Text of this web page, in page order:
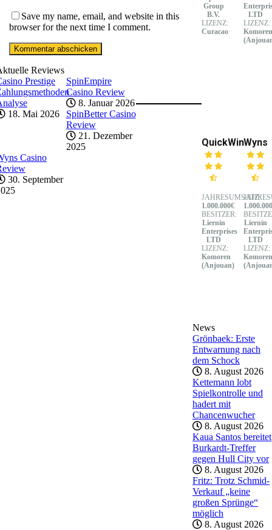
Save my name, email, and website in this
browser for the next time I comment.
Group
B.V.
LIZENZ:
Curacao
LTD
LIZENZ:
Komoren
QuickWin
JAHRESUMSATZ:
1.000.000€
BESITZER:
Liernin
Enterprises
LTD
LIZENZ:
Komoren
(Anjouan)
Wyns
Liernin
LTD
LIZENZ:
Komoren
News
Grönbaek: Erste
Entwarnung nach
dem Schock
8. August 2026
Kettemann lobt
Spielkontrolle und
hadert mit
Chancenwucher
8. August 2026
Kaua Santos bereitet
Burkardt-Treffer
gegen Hull City vor
8. August 2026
Fritz: Trotz Schmid-
Verkauf „keine
großen Sprünge“
möglich
8. August 2026
Reviews
Prestige
18. Mai 2026
SpinEmpire
Casino Review
8. Januar 2026
SpinBetter Casino
Review
21. Dezember
2025
Casino
30. September